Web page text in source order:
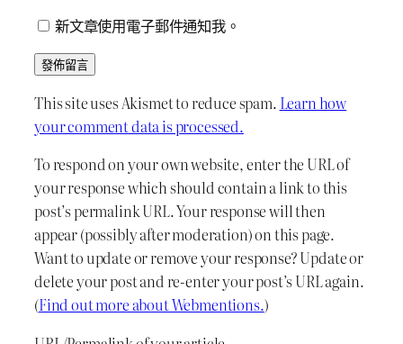
新文章使用電子郵件通知我。
This site uses Akismet to reduce spam. Learn how
your comment data is processed.
To respond on your own website, enter the URL of
your response which should contain a link to this
post’s permalink URL. Your response will then
appear (possibly after moderation) on this page.
Want to update or remove your response? Update or
delete your post and re-enter your post’s URL again.
(Find out more about Webmentions.)